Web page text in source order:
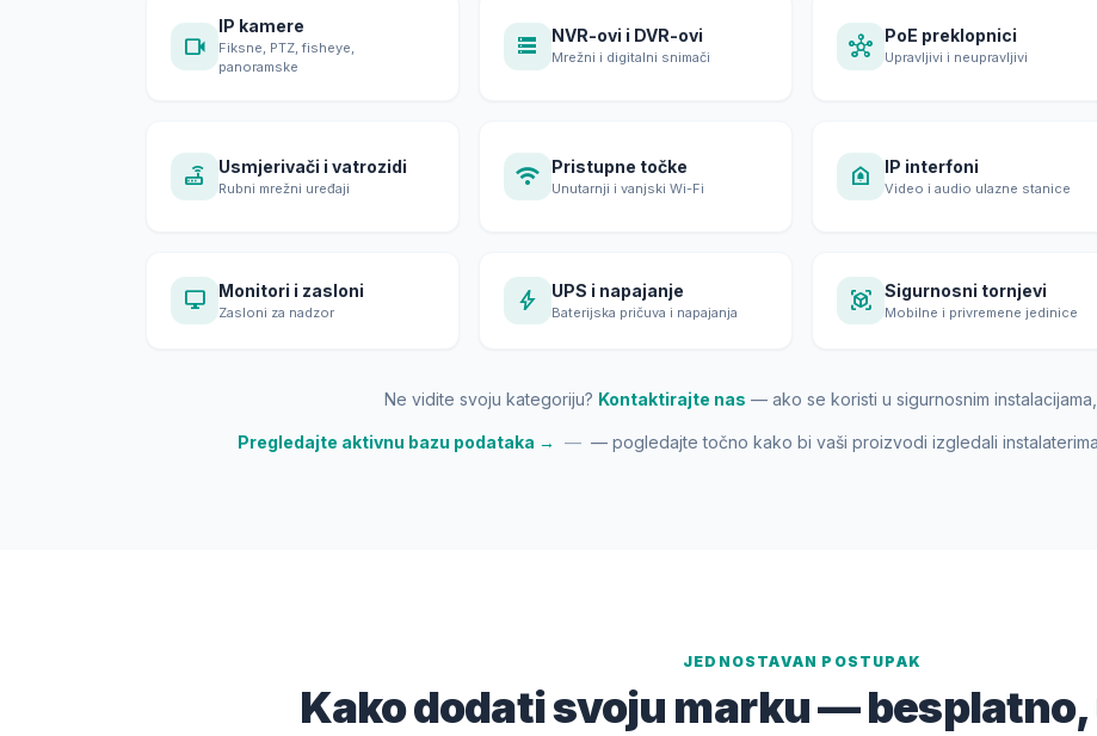
videocam
IP kamere
Fiksne, PTZ, fisheye,
panoramske
storage NVR-ovi i DVR-ovi
Mrežni i digitalni snimači hub PoE preklopnici
Upravljivi i neupravljivi
router Usmjerivači i vatrozidi
Rubni mrežni uređaji wifi Pristupne točke
Unutarnji i vanjski Wi-Fi doorbell IP interfoni
Video i audio ulazne stanice
desktop_windows Monitori i zasloni
Zasloni za nadzor bolt UPS i napajanje
Baterijska pričuva i napajanja view_in_ar Sigurnosni tornjevi
Mobilne i privremene jedinice
Ne vidite svoju kategoriju? Kontaktirajte nas — ako se koristi u sigurnosnim
Pregledajte aktivnu bazu podataka → — — pogledajte točno kako bi vaši proizvodi izgledali
JEDNOSTAVAN POSTUPAK
Kako dodati svoju marku — besplatno,